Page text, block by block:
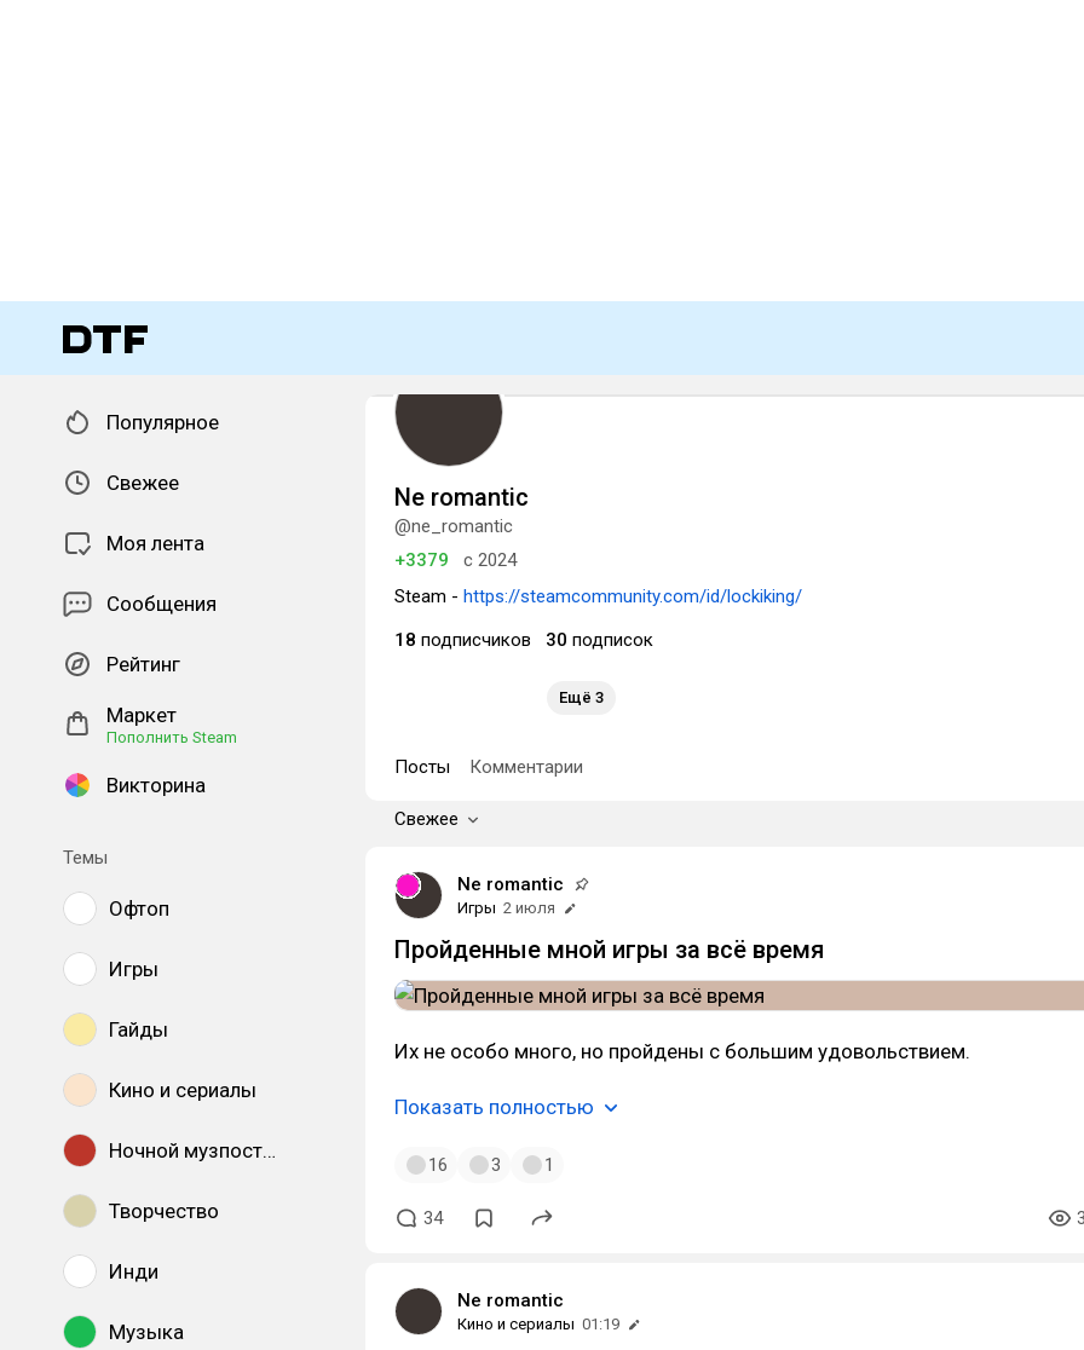
Популярное
Свежее
Моя лента
Сообщения
Рейтинг
Маркет
Пополнить Steam
Викторина
Темы
Офтоп
Игры
Гайды
Кино и сериалы
Ночной музпостинг
Творчество
Инди
Музыка
Ne romantic
@ne_romantic
+3379
с 2024
Steam - https://steamcommunity.com/id/lockiking/
18 подписчиков 30 подписок
Ещё 3
Посты Комментарии
Свежее
Ne romantic
Игры 2 июля
Пройденные мной игры за всё время
Их не особо много, но пройдены с большим удовольствием.
Показать полностью
16 3 1
34
Ne romantic
Кино и сериалы 01:19